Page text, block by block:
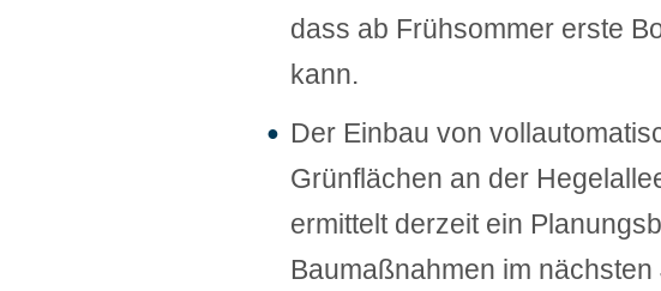
dass ab Frühsommer erste
kann.
Der Einbau von
Grünflächen an der
ermittelt derzeit ein
Baumaßnahmen im